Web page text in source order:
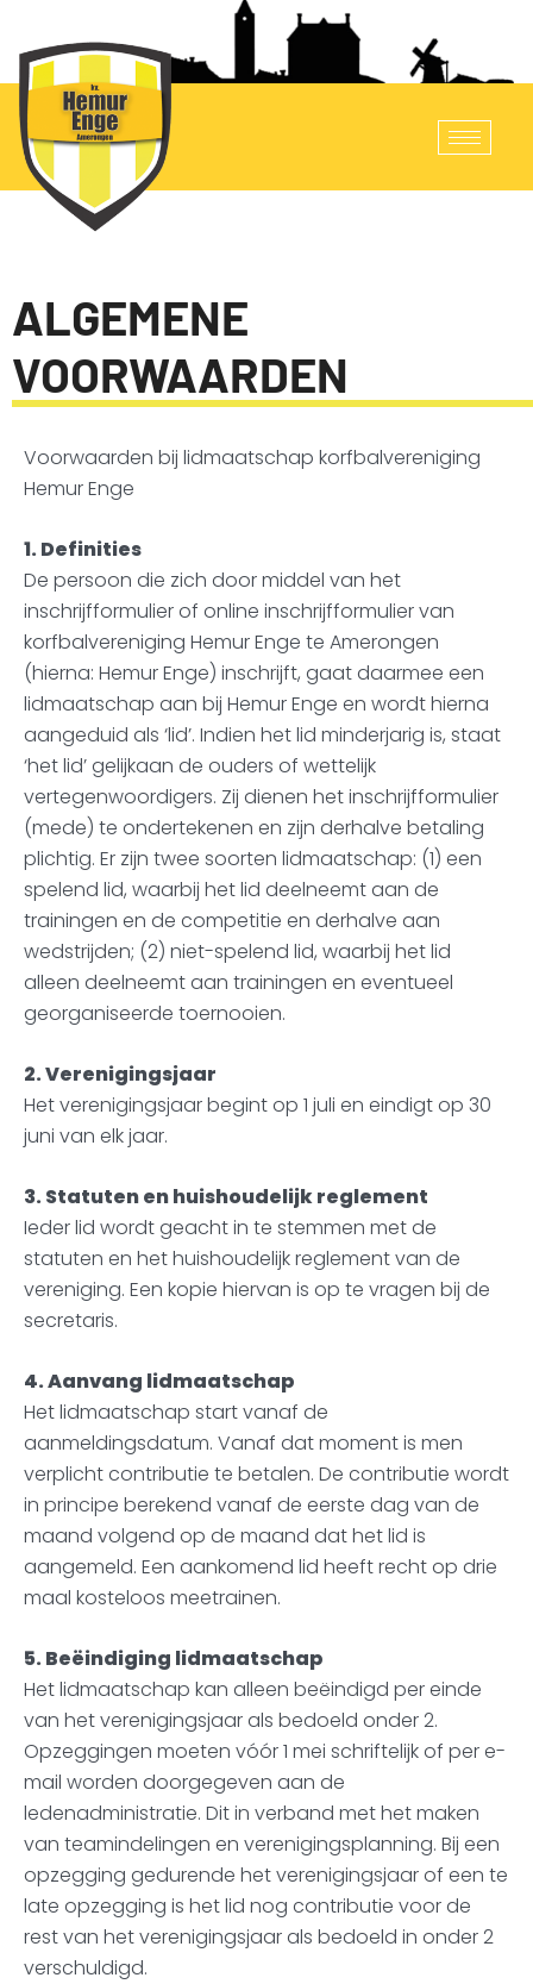
ALGEMENE
VOORWAARDEN
Voorwaarden bij lidmaatschap korfbalvereniging
Hemur Enge
1. Definities
De persoon die zich door middel van het
inschrijfformulier of online inschrijfformulier van
korfbalvereniging Hemur Enge te Amerongen
(hierna: Hemur Enge) inschrijft, gaat daarmee een
lidmaatschap aan bij Hemur Enge en wordt hierna
aangeduid als ‘lid’. Indien het lid minderjarig is, staat
‘het lid’ gelijkaan de ouders of wettelijk
vertegenwoordigers. Zij dienen het inschrijfformulier
(mede) te ondertekenen en zijn derhalve betaling
plichtig. Er zijn twee soorten lidmaatschap: (1) een
spelend lid, waarbij het lid deelneemt aan de
trainingen en de competitie en derhalve aan
wedstrijden; (2) niet-spelend lid, waarbij het lid
alleen deelneemt aan trainingen en eventueel
georganiseerde toernooien.
2. Verenigingsjaar
Het verenigingsjaar begint op 1 juli en eindigt op 30
juni van elk jaar.
3. Statuten en huishoudelijk reglement
Ieder lid wordt geacht in te stemmen met de
statuten en het huishoudelijk reglement van de
vereniging. Een kopie hiervan is op te vragen bij de
secretaris.
4. Aanvang lidmaatschap
Het lidmaatschap start vanaf de
aanmeldingsdatum. Vanaf dat moment is men
verplicht contributie te betalen. De contributie wordt
in principe berekend vanaf de eerste dag van de
maand volgend op de maand dat het lid is
aangemeld. Een aankomend lid heeft recht op drie
maal kosteloos meetrainen.
5. Beëindiging lidmaatschap
Het lidmaatschap kan alleen beëindigd per einde
van het verenigingsjaar als bedoeld onder 2.
Opzeggingen moeten vóór 1 mei schriftelijk of per e-
mail worden doorgegeven aan de
ledenadministratie. Dit in verband met het maken
van teamindelingen en verenigingsplanning. Bij een
opzegging gedurende het verenigingsjaar of een te
late opzegging is het lid nog contributie voor de
rest van het verenigingsjaar als bedoeld in onder 2
verschuldigd.